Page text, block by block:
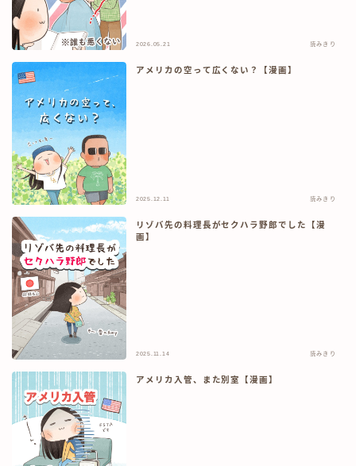
2026.05.21 読みきり
アメリカの空って広くない？【漫画】
2025.12.11 読みきり
リゾバ先の料理長がセクハラ野郎でした【漫
画】
2025.11.14 読みきり
アメリカ入管、また別室【漫画】